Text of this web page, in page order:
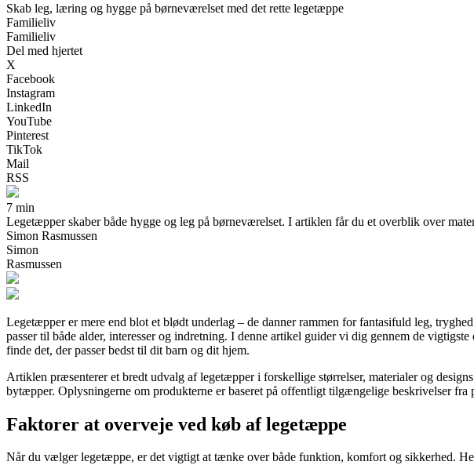
Skab leg, læring og hygge på børneværelset med det rette legetæppe
Familieliv
Familieliv
Del med hjertet
X
Facebook
Instagram
LinkedIn
YouTube
Pinterest
TikTok
Mail
RSS
7 min
Legetæpper skaber både hygge og leg på børneværelset. I artiklen får du et overblik over
Simon Rasmussen
Simon
Rasmussen
Legetæpper er mere end blot et blødt underlag – de danner rammen for fantasifuld leg,
passer til både alder, interesser og indretning. I denne artikel guider vi dig gennem de
finde det, der passer bedst til dit barn og dit hjem.
Artiklen præsenterer et bredt udvalg af legetæpper i forskellige størrelser, materialer og
bytæpper. Oplysningerne om produkterne er baseret på offentligt tilgængelige beskrivelser
Faktorer at overveje ved køb af legetæppe
Når du vælger legetæppe, er det vigtigt at tænke over både funktion, komfort og sikkerhed.